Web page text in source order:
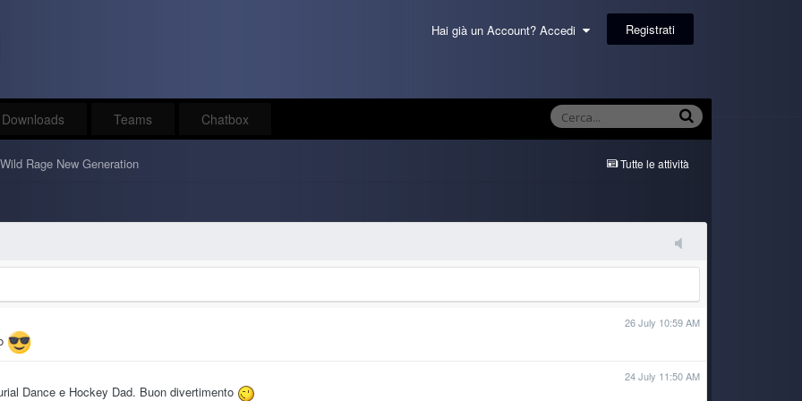
Hai già un Account? Accedi Registrati
Downloads Teams Chatbox
Tutte le attività
Wild Rage New Generation
26 July 10:59 AM
24 July 11:50 AM
Dance e Hockey Dad. Buon divertimento